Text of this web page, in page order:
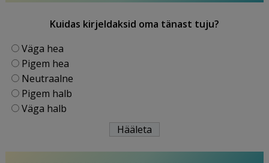
Kuidas kirjeldaksid oma tänast tuju?
Väga hea
Pigem hea
Neutraalne
Pigem halb
Väga halb